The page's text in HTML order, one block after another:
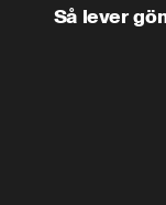
Så lever